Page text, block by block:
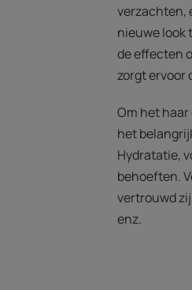
verzachten,
nieuwe look
de effecten
zorgt ervoor
Om het
het
Hydratatie,
behoeften.
vertrouwd
enz.